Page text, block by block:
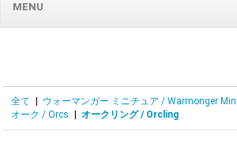
MENU
全て ウォーマンガー ミニチュア / Warmonger
オーク / Orcs
オークリング / Orcling